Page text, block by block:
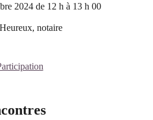
2024 de 12 h à 13 h 00
notaire